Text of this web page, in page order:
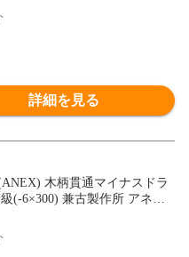
詳細を見る
木柄貫通マイナスドラ
(-6×300) 兼古製作所 アネッ
6-300 【返品種別B】